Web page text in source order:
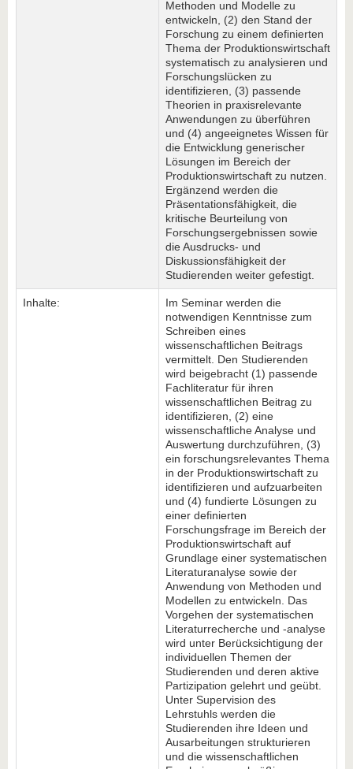
Methoden und Modelle zu
entwickeln, (2) den Stand der
Forschung zu einem definierten
Thema der Produktionswirtschaft
systematisch zu analysieren und
Forschungslücken zu
identifizieren, (3) passende
Theorien in praxisrelevante
Anwendungen zu überführen
und (4) angeeignetes Wissen für
die Entwicklung generischer
Lösungen im Bereich der
Produktionswirtschaft zu nutzen.
Ergänzend werden die
Präsentationsfähigkeit, die
kritische Beurteilung von
Forschungsergebnissen sowie
die Ausdrucks- und
Diskussionsfähigkeit der
Studierenden weiter gefestigt.
Inhalte:
Im Seminar werden die
notwendigen Kenntnisse zum
Schreiben eines
wissenschaftlichen Beitrags
vermittelt. Den Studierenden
wird beigebracht (1) passende
Fachliteratur für ihren
wissenschaftlichen Beitrag zu
identifizieren, (2) eine
wissenschaftliche Analyse und
Auswertung durchzuführen, (3)
ein forschungsrelevantes Thema
in der Produktionswirtschaft zu
identifizieren und aufzuarbeiten
und (4) fundierte Lösungen zu
einer definierten
Forschungsfrage im Bereich der
Produktionswirtschaft auf
Grundlage einer systematischen
Literaturanalyse sowie der
Anwendung von Methoden und
Modellen zu entwickeln. Das
Vorgehen der systematischen
Literaturrecherche und -analyse
wird unter Berücksichtigung der
individuellen Themen der
Studierenden und deren aktive
Partizipation gelehrt und geübt.
Unter Supervision des
Lehrstuhls werden die
Studierenden ihre Ideen und
Ausarbeitungen strukturieren
und die wissenschaftlichen